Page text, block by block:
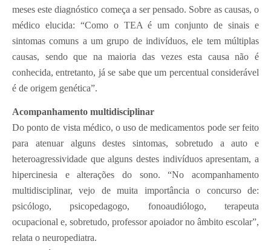
meses este diagnóstico começa a ser pensado. Sobre as causas, o
médico elucida: “Como o TEA é um conjunto de sinais e
sintomas comuns a um grupo de indivíduos, ele tem múltiplas
causas, sendo que na maioria das vezes esta causa não é
conhecida, entretanto, já se sabe que um percentual considerável
é de origem genética”.
Acompanhamento multidisciplinar
Do ponto de vista médico, o uso de medicamentos pode ser feito
para atenuar alguns destes sintomas, sobretudo a auto e
heteroagressividade que alguns destes indivíduos apresentam, a
hipercinesia e alterações do sono. “No acompanhamento
multidisciplinar, vejo de muita importância o concurso de:
psicólogo, psicopedagogo, fonoaudiólogo, terapeuta
ocupacional e, sobretudo, professor apoiador no âmbito escolar”,
relata o neuropediatra.